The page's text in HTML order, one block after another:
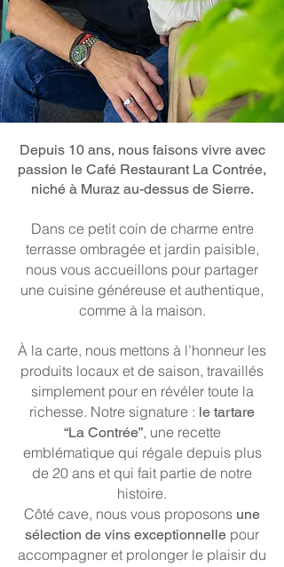
Depuis 10 ans, nous faisons vivre avec
passion le Café Restaurant La Contrée,
niché à Muraz au-dessus de Sierre.
Dans ce petit coin de charme entre
terrasse ombragée et jardin paisible,
nous vous accueillons pour partager
une cuisine généreuse et authentique,
comme à la maison.
À la carte, nous mettons à l’honneur les
produits locaux et de saison, travaillés
simplement pour en révéler toute la
richesse. Notre signature : le tartare
“La Contrée”, une recette
emblématique qui régale depuis plus
de 20 ans et qui fait partie de notre
histoire.
Côté cave, nous vous proposons une
sélection de vins exceptionnelle pour
accompagner et prolonger le plaisir du